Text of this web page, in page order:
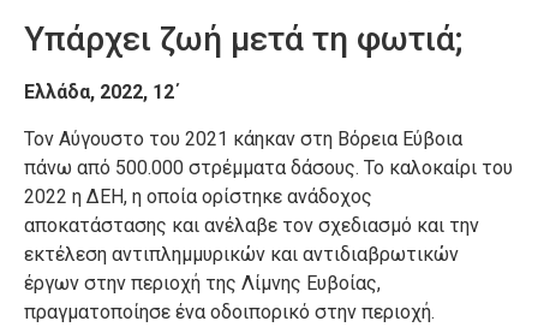
Υπάρχει ζωή μετά τη φωτιά;
Ελλάδα, 2022, 12΄
Τον Αύγουστο του 2021 κάηκαν στη Βόρεια Εύβοια
πάνω από 500.000 στρέμματα δάσους. Το καλοκαίρι του
2022 η ΔΕΗ, η οποία ορίστηκε ανάδοχος
αποκατάστασης και ανέλαβε τον σχεδιασμό και την
εκτέλεση αντιπλημμυρικών και αντιδιαβρωτικών
έργων στην περιοχή της Λίμνης Ευβοίας,
πραγματοποίησε ένα οδοιπορικό στην περιοχή.